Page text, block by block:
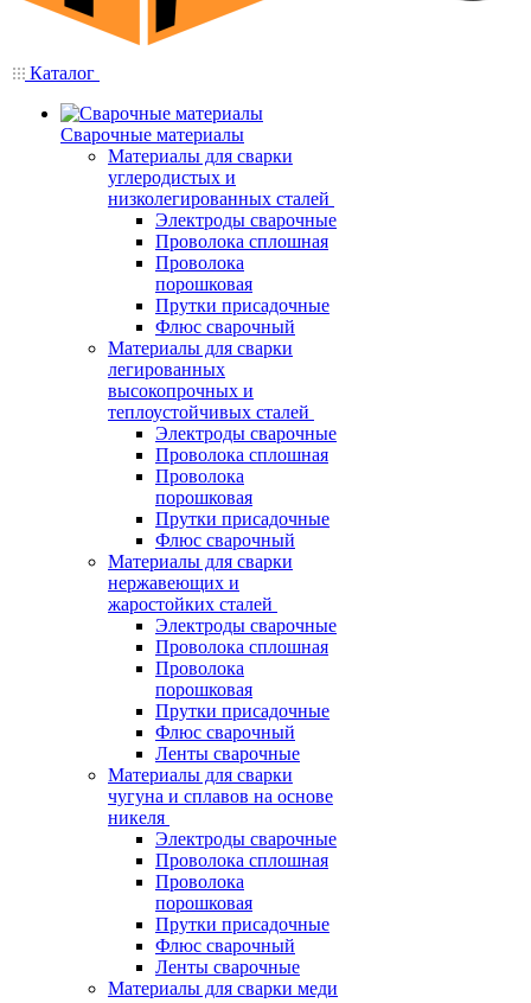
Каталог
Сварочные материалы
Материалы для сварки
углеродистых и
низколегированных сталей
Электроды сварочные
Проволока сплошная
Проволока
порошковая
Прутки присадочные
Флюс сварочный
Материалы для сварки
легированных
высокопрочных и
теплоустойчивых сталей
Электроды сварочные
Проволока сплошная
Проволока
порошковая
Прутки присадочные
Флюс сварочный
Материалы для сварки
нержавеющих и
жаростойких сталей
Электроды сварочные
Проволока сплошная
Проволока
порошковая
Прутки присадочные
Флюс сварочный
Ленты сварочные
Материалы для сварки
чугуна и сплавов на основе
никеля
Электроды сварочные
Проволока сплошная
Проволока
порошковая
Прутки присадочные
Флюс сварочный
Ленты сварочные
Материалы для сварки меди